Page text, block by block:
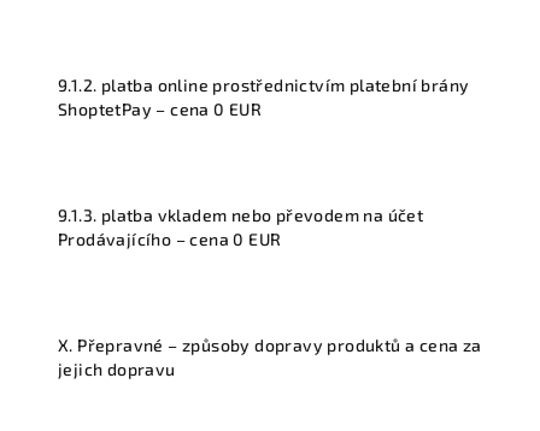
9.1.2. platba online prostřednictvím platební brány
ShoptetPay – cena 0 EUR
9.1.3. platba vkladem nebo převodem na účet
Prodávajícího – cena 0 EUR
X. Přepravné – způsoby dopravy produktů a cena za
jejich dopravu